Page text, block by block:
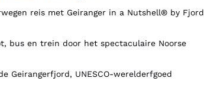
reis met Geiranger in a Nutshell® by Fjord
bus en trein door het spectaculaire Noorse
Geirangerfjord, UNESCO-werelderfgoed